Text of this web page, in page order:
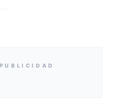
PUBLICIDAD